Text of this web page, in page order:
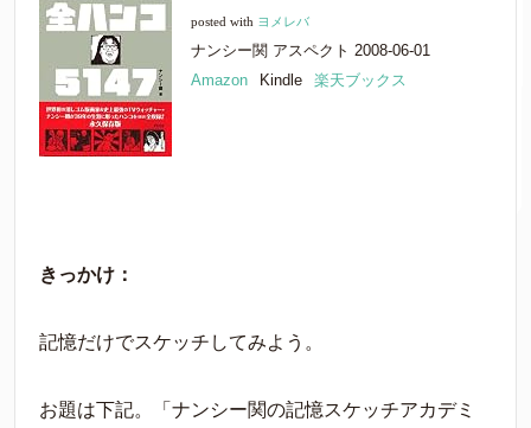
posted with ヨメレバ
ナンシー関 アスペクト 2008-06-01
Amazon
Kindle 楽天ブックス
きっかけ：
記憶だけでスケッチしてみよう。
お題は下記。「ナンシー関の記憶スケッチアカデミ